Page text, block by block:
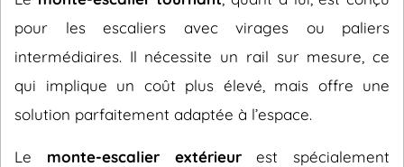
pour les escaliers avec virages ou paliers
intermédiaires. Il nécessite un rail sur mesure, ce
qui implique un coût plus élevé, mais offre une
solution parfaitement adaptée à l’espace.
Le monte-escalier extérieurest spécialement